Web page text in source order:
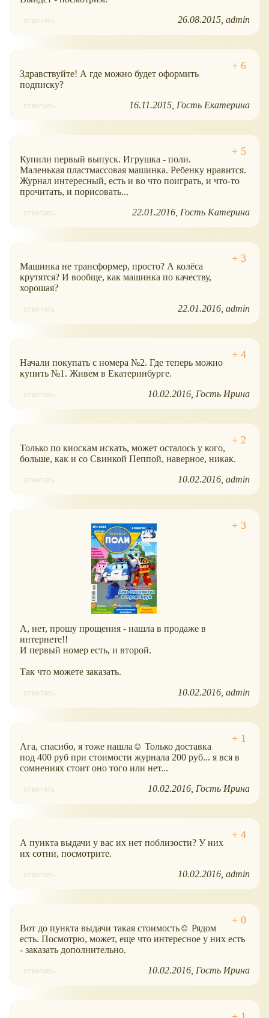
ответить 26.08.2015 admin
Здравствуйте! А где можно будет оформить
подписку?
ответить 16.11.2015 Гость Екатерина
Купили первый выпуск. Игрушка - поли.
Маленькая пластмассовая машинка. Ребенку нравится.
Журнал интересный, есть и во что поиграть, и что-то
прочитать, и порисовать...
ответить 22.01.2016 Гость Катерина
Машинка не трансформер, просто? А колёса
крутятся? И вообще, как машинка по качеству,
хорошая?
ответить 22.01.2016 admin
Начали покупать с номера №2. Где теперь можно
купить №1. Живем в Екатеринбурге.
ответить 10.02.2016 Гость Ирина
Только по киоскам искать, может осталось у кого,
больше, как и со Свинкой Пеппой, наверное, никак.
ответить 10.02.2016 admin
А, нет, прошу прощения - нашла в продаже в
интернете!!
И первый номер есть, и второй.
Так что можете заказать.
ответить 10.02.2016 admin
Ага, спасибо, я тоже нашла☺ Только доставка
под 400 руб при стоимости журнала 200 руб... я вся в
сомнениях стоит оно того или нет...
ответить 10.02.2016 Гость Ирина
А пункта выдачи у вас их нет поблизости? У них
их сотни, посмотрите.
ответить 10.02.2016 admin
Вот до пункта выдачи такая стоимость☺ Рядом
есть. Посмотрю, может, еще что интересное у них есть
- заказать дополнительно.
ответить 10.02.2016 Гость Ирина